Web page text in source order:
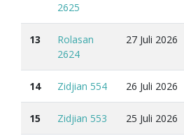
2625
13
Rolasan
2624
27 Juli 2026
14 Zidjian 554 26 Juli 2026
15 Zidjian 553 25 Juli 2026